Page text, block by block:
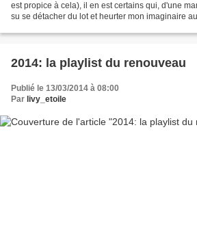
est propice à cela), il en est certains qui, d'une
su se détacher du lot et heurter mon imaginaire
2014: la playlist du renouveau
Publié le 13/03/2014 à 08:00
Par livy_etoile